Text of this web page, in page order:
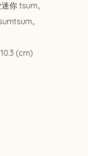
你 tsum。
。
(cm)